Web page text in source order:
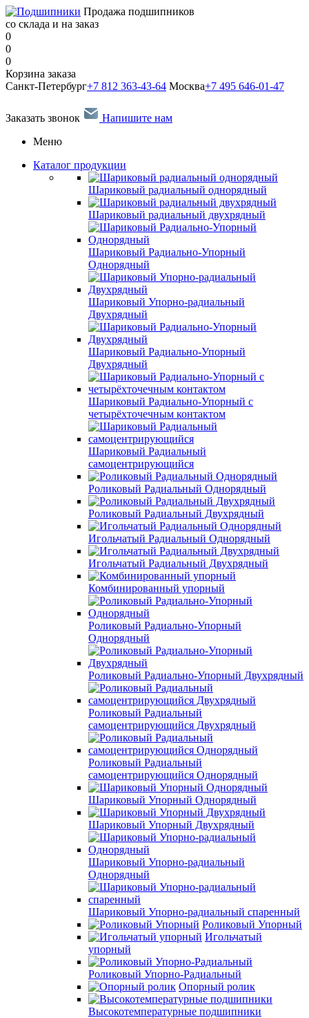
Продажа подшипников
со склада и на заказ
0
0
0
Корзина заказа
Санкт-Петербург+7 812 363-43-64 Москва+7 495 646-01-47
Заказать звонок
Напишите нам
Меню
Каталог продукции
Шариковый радиальный однорядный
Шариковый радиальный двухрядный
Шариковый Радиально-Упорный
Однорядный
Шариковый Упорно-радиальный
Двухрядный
Шариковый Радиально-Упорный
Двухрядный
Шариковый Радиально-Упорный с
четырёхточечным контактом
Шариковый Радиальный
самоцентрирующийся
Роликовый Радиальный Однорядный
Роликовый Радиальный Двухрядный
Игольчатый Радиальный Однорядный
Игольчатый Радиальный Двухрядный
Комбинированный упорный
Роликовый Радиально-Упорный
Однорядный
Роликовый Радиально-Упорный Двухрядный
Роликовый Радиальный
самоцентрирующийся Двухрядный
Роликовый Радиальный
самоцентрирующийся Однорядный
Шариковый Упорный Однорядный
Шариковый Упорный Двухрядный
Шариковый Упорно-радиальный
Однорядный
Шариковый Упорно-радиальный спаренный
Роликовый Упорный
Игольчатый
упорный
Роликовый Упорно-Радиальный
Опорный ролик
Высокотемпературные подшипники